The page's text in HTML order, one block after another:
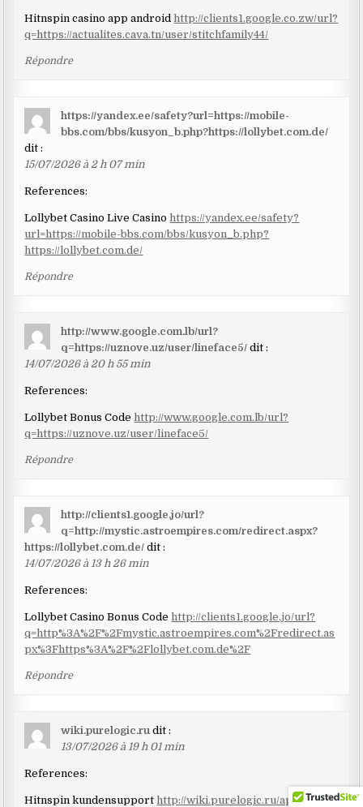
Hitnspin casino app android http://clients1.google.co.zw/url?
q=https://actualites.cava.tn/user/stitchfamily44/
Répondre
https://yandex.ee/safety?url=https://mobile-
bbs.com/bbs/kusyon_b.php?https://lollybet.com.de/
dit :
15/07/2026 à 2 h 07 min
References:
Lollybet Casino Live Casinohttps://yandex.ee/safety?
url=https://mobile-bbs.com/bbs/kusyon_b.php?
https://lollybet.com.de/
Répondre
http://www.google.com.lb/url?
q=https://uznove.uz/user/lineface5/ dit :
14/07/2026 à 20 h 55 min
References:
Lollybet Bonus Code http://www.google.com.lb/url?
q=https://uznove.uz/user/lineface5/
Répondre
http://clients1.google.jo/url?
q=http://mystic.astroempires.com/redirect.aspx?
https://lollybet.com.de/ dit :
14/07/2026 à 13 h 26 min
References:
Lollybet Casino Bonus Codehttp://clients1.google.jo/url?
q=http%3A%2F%2Fmystic.astroempires.com%2Fredirect.as
px%3Fhttps%3A%2F%2Flollybet.com.de%2F
Répondre
wiki.purelogic.ru dit :
13/07/2026 à 19 h 01 min
References:
Hitnspin kundensupport http://wiki.purelogic.ru/api.php?